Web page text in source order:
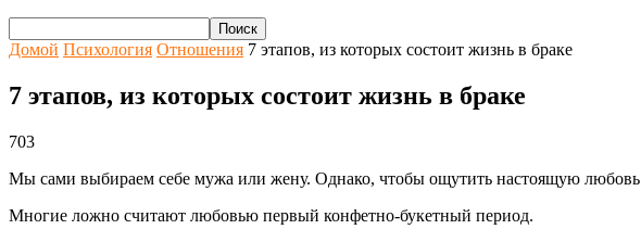
Домой Психология Отношения 7 этапов, из которых состоит жизнь в браке
7 этапов, из которых состоит жизнь в браке
703
Мы сами выбираем себе мужа или жену. Однако, чтобы ощутить настоящую
Многие ложно считают любовью первый конфетно-букетный период.